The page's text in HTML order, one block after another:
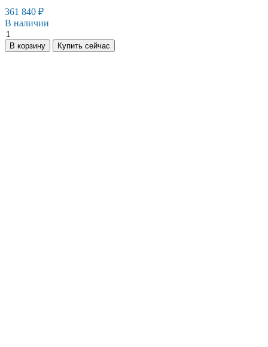
361 840 ₽
В наличии
Винтовой
компрессор
Berg
В корзину Купить сейчас